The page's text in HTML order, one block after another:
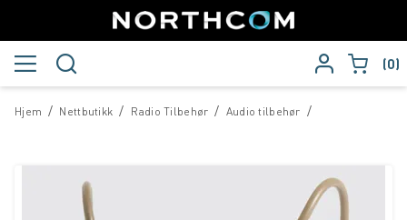
0
/
Hjem /
Nettbutikk /
Radio Tilbehør /
Audio tilbehør